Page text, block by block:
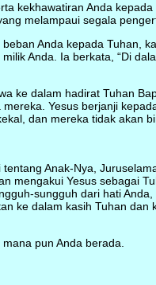
kekhawatiran Anda kepada
melampaui segala
Anda kepada Tuhan,
Anda. Ia berkata, “Di
ke dalam hadirat Tuhan
Yesus berjanji
dan mereka tidak akan
Anak-Nya,
mengakui Yesus sebagai
sungguh dari hati
ke dalam kasih Tuhan dan
pun Anda berada.